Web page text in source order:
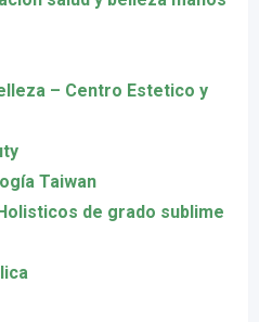
– Centro Estetico y
Taiwan
de grado sublime